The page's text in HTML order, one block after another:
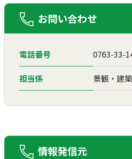
お問い合わせ
電話番号 0763-33-
担当係 景観・建
情報発信元